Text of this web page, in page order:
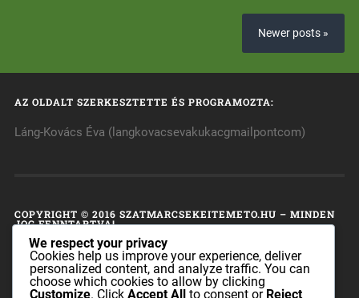
Newer posts »
AZ OLDALT SZERKESZTETTE ÉS PROGRAMOZTA:
Láng-Kovács Éva (langkovacsevakukacgmailpontcom)
COPYRIGHT © 2016 SZATMARCSEKEITEMETO.HU – MINDEN
JOG FENNTARTVA!
A honlap tulajdonosa fenntart minden, a honlap bármely
részének bármilyen módszerrel, technikával történő
másolásával és terjesztésével kapcsolatos jogot.
We respect your privacy
Cookies help us improve your experience, deliver
personalized content, and analyze traffic. You can
choose which cookies to allow by clicking
Customize. Click Accept All to consent or Reject